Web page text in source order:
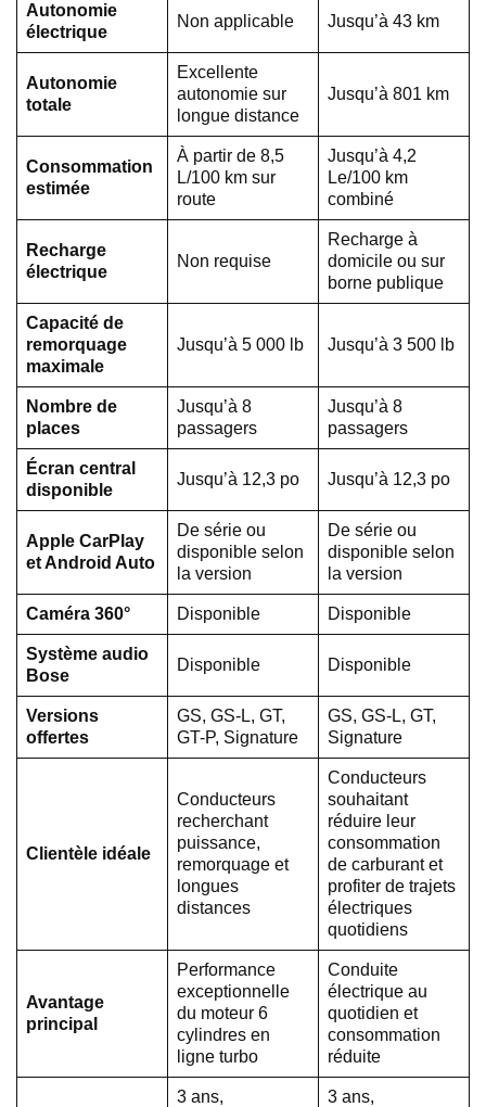
Autonomie
électrique
Non applicable Jusqu’à 43 km
Autonomie
totale
Excellente
autonomie sur
longue distance
Jusqu’à 801 km
Consommation
estimée
À partir de 8,5
L/100 km sur
route
Jusqu’à 4,2
Le/100 km
combiné
Recharge
électrique
Non requise
Recharge à
domicile ou sur
borne publique
Capacité de
remorquage
maximale
Jusqu’à 5 000 lb Jusqu’à 3 500 lb
Nombre de
places
Jusqu’à 8
passagers
Jusqu’à 8
passagers
Écran central
disponible
Jusqu’à 12,3 po Jusqu’à 12,3 po
Apple CarPlay
et Android Auto
De série ou
disponible selon
la version
De série ou
disponible selon
la version
Caméra 360° Disponible Disponible
Système audio
Bose
Disponible Disponible
Versions
offertes
GS, GS-L, GT,
GT-P, Signature
GS, GS-L, GT,
Signature
Clientèle idéale
Conducteurs
recherchant
puissance,
remorquage et
longues
distances
Conducteurs
souhaitant
réduire leur
consommation
de carburant et
profiter de trajets
électriques
quotidiens
Avantage
principal
Performance
exceptionnelle
du moteur 6
cylindres en
ligne turbo
Conduite
électrique au
quotidien et
consommation
réduite
3 ans,
3 ans,